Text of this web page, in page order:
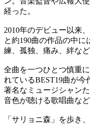
経った。
2010年のデビュー以来
と約190曲の作品の中
練、孤独、痛み、絆な
全曲を一つひとつ慎重
れているBEST19曲が
著名なミュージシャン
音色が聴ける歌唱曲な
「サリョニ森」を歩き